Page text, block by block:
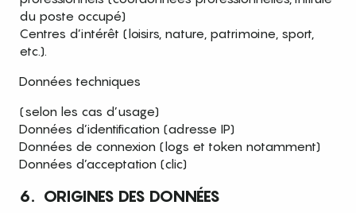
du poste occupé)
Centres d’intérêt (loisirs, nature, patrimoine, sport,
etc.).
Données techniques
(selon les cas d’usage)
Données d’identification (adresse IP)
Données de connexion (logs et token notamment)
Données d’acceptation (clic)
6. ORIGINES DES DONNÉES